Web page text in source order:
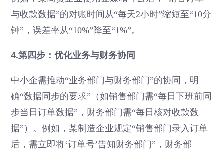
与收款数据”的对账时间从“每天2小时”缩短至“10分
钟”，误差率从“10%”降至“1%”。
4.第四步：优化业务与财务协同
中小企需推动“业务部门与财务部门”的协同，明
确“数据同步的要求”（如销售部门需“每日下班前同
步当日订单数据”，财务部门需“每日核对收款数
据”）。例如，某制造企业规定“销售部门录入订单
后，需立即将‘订单号’告知财务部门”，财务部